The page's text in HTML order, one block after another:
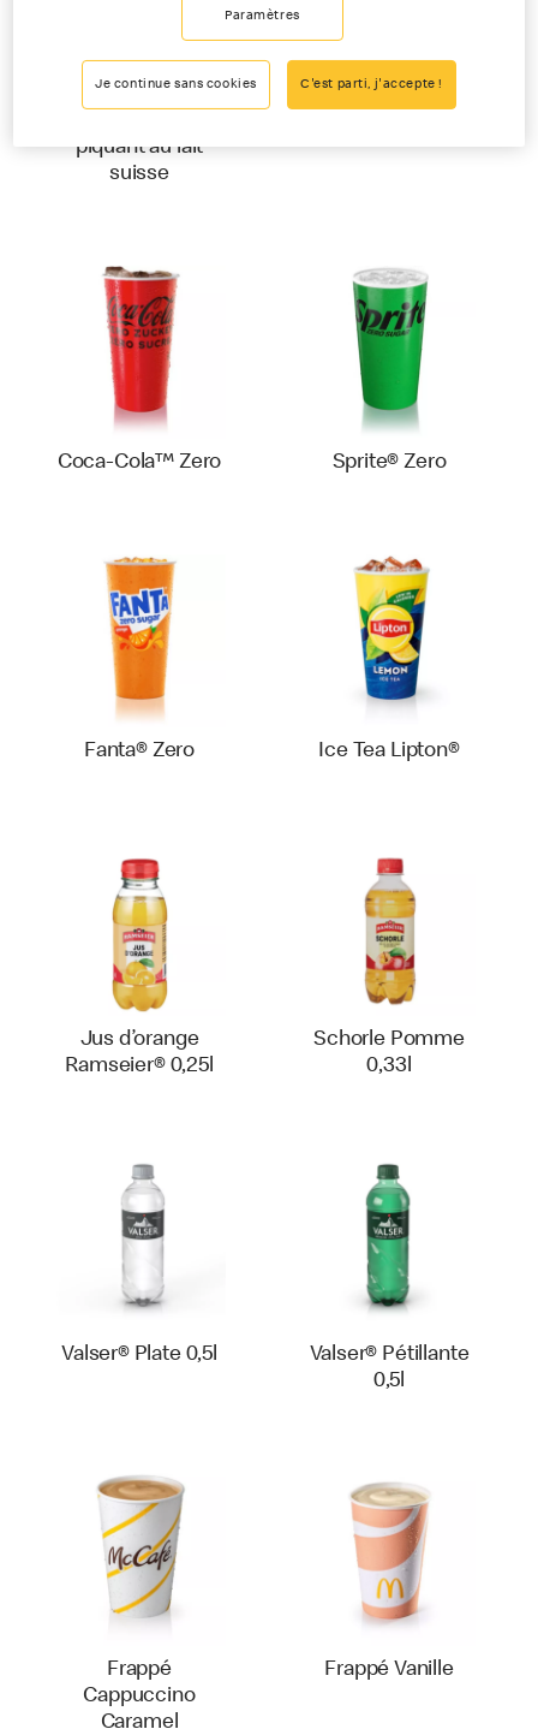
Limited Time Only
piquant au lait
suisse
Coca-Cola™
Coca-Cola™ Zero Sprite® Zero
Fanta® Zero Ice Tea Lipton®
Jus d’orange
Ramseier® 0,25l
Schorle Pomme
0,33l
Valser® Plate 0,5l
Valser® Pétillante
0,5l
Frappé
Cappuccino
Caramel
Frappé Vanille
Paramètres
Je continue sans cookies C'est parti, j'accepte !